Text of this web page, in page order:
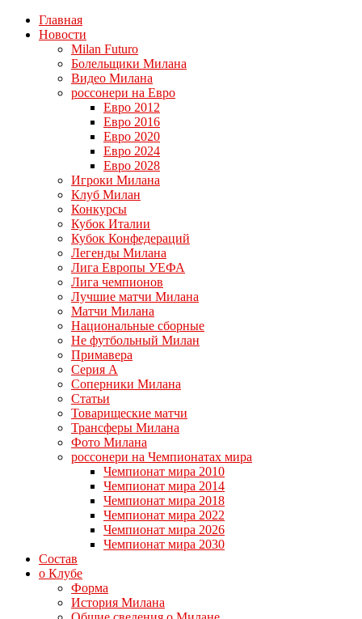
Главная
Новости
Milan Futuro
Болельщики Милана
Видео Милана
россонери на Евро
Евро 2012
Евро 2016
Евро 2020
Евро 2024
Евро 2028
Игроки Милана
Клуб Милан
Конкурсы
Кубок Италии
Кубок Конфедераций
Легенды Милана
Лига Европы УЕФА
Лига чемпионов
Лучшие матчи Милана
Матчи Милана
Национальные сборные
Не футбольный Милан
Примавера
Серия А
Соперники Милана
Статьи
Товарищеские матчи
Трансферы Милана
Фото Милана
россонери на Чемпионатах мира
Чемпионат мира 2010
Чемпионат мира 2014
Чемпионат мира 2018
Чемпионат мира 2022
Чемпионат мира 2026
Чемпионат мира 2030
Состав
о Клубе
Форма
История Милана